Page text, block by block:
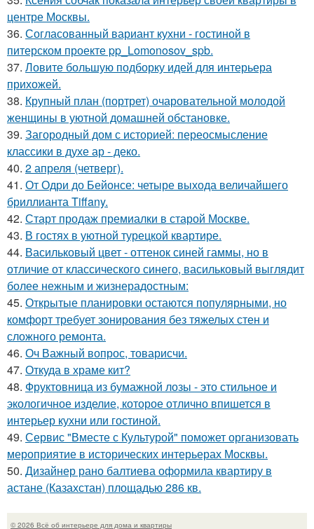
центре Москвы.
36. Согласованный вариант кухни - гостиной в
питерском проекте pp_Lomonosov_spb.
37. Ловите большую подборку идей для интерьера
прихожей.
38. Крупный план (портрет) очаровательной молодой
женщины в уютной домашней обстановке.
39. Загородный дом с историей: переосмысление
классики в духе ар - деко.
40. 2 апреля (четверг).
41. От Одри до Бейонсе: четыре выхода величайшего
бриллианта Tiffany.
42. Старт продаж премиалки в старой Москве.
43. В гостях в уютной турецкой квартире.
44. Васильковый цвет - оттенок синей гаммы, но в
отличие от классического синего, васильковый выглядит
более нежным и жизнерадостным:
45. Открытые планировки остаются популярными, но
комфорт требует зонирования без тяжелых стен и
сложного ремонта.
46. Оч Важный вопрос, товарисчи.
47. Откуда в храме кит?
48. Фруктовница из бумажной лозы - это стильное и
экологичное изделие, которое отлично впишется в
интерьер кухни или гостиной.
49. Сервис "Вместе с Культурой" поможет организовать
мероприятие в исторических интерьерах Москвы.
50. Дизайнер рано балтиева оформила квартиру в
астане (Казахстан) площадью 286 кв.
© 2026 Всё об интерьере для дома и квартиры